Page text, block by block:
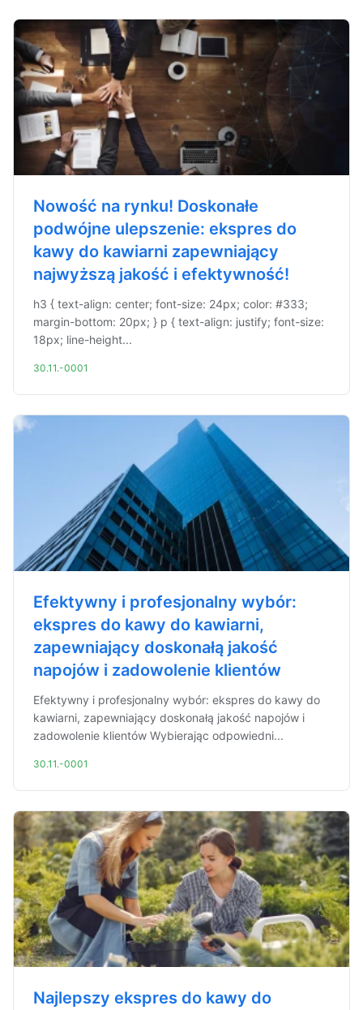
Nowość na rynku! Doskonałe
podwójne ulepszenie: ekspres do
kawy do kawiarni zapewniający
najwyższą jakość i efektywność!
h3 { text-align: center; font-size: 24px; color: #333;
margin-bottom: 20px; } p { text-align: justify; font-size:
18px; line-height...
30.11.-0001
Efektywny i profesjonalny wybór:
ekspres do kawy do kawiarni,
zapewniający doskonałą jakość
napojów i zadowolenie klientów
Efektywny i profesjonalny wybór: ekspres do kawy do
kawiarni, zapewniający doskonałą jakość napojów i
zadowolenie klientów Wybierając odpowiedni...
30.11.-0001
Najlepszy ekspres do kawy do